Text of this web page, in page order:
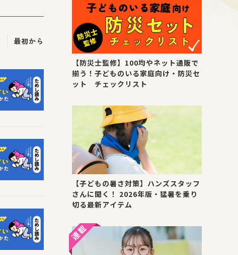
最初から
【防災士監修】100均やネット通販で
揃う！子どものいる家庭向け・防災セ
ット チェックリスト
【子どもの暑さ対策】ハンズスタッフ
さんに聞く！ 2026年版・猛暑を乗り
切る最新アイテム